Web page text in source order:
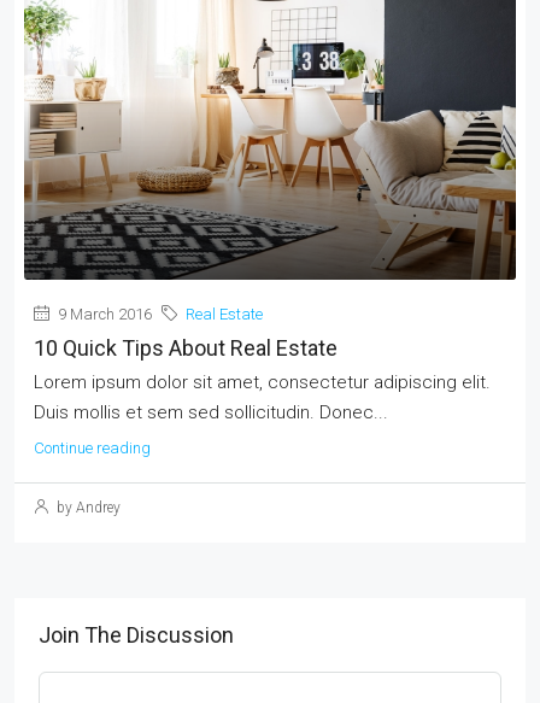
9 March 2016 Real Estate
10 Quick Tips About Real Estate
Lorem ipsum dolor sit amet, consectetur adipiscing elit.
Duis mollis et sem sed sollicitudin. Donec...
Continue reading
by Andrey
Join The Discussion